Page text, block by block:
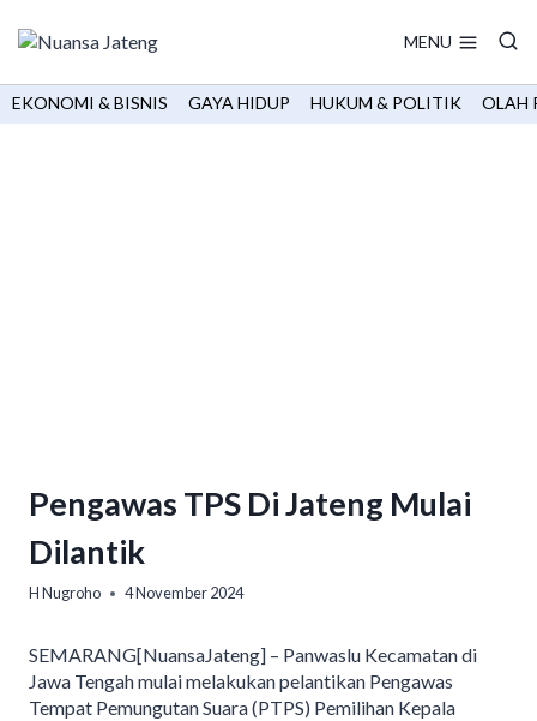
MENU
EKONOMI & BISNIS GAYA HIDUP HUKUM & POLITIK OLAH
Pengawas TPS Di Jateng Mulai
Dilantik
H Nugroho 4 November 2024
SEMARANG[NuansaJateng] – Panwaslu Kecamatan di
Jawa Tengah mulai melakukan pelantikan Pengawas
Tempat Pemungutan Suara (PTPS) Pemilihan Kepala